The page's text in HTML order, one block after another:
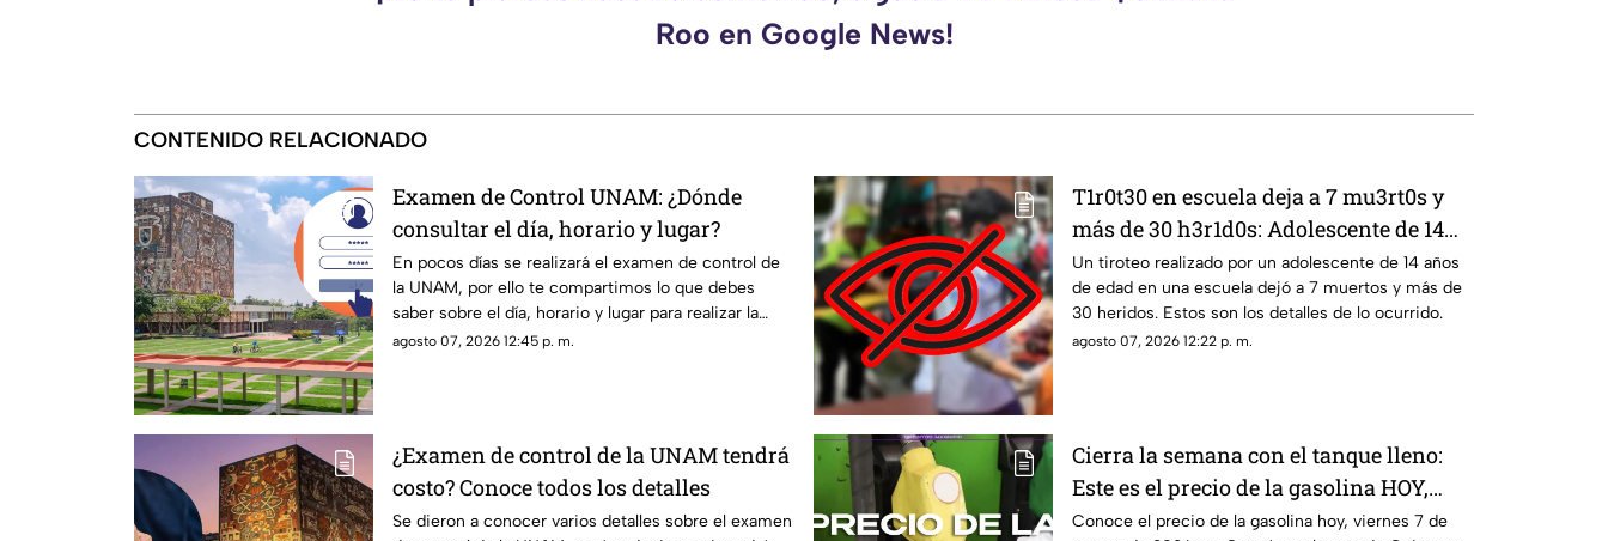
Roo en Google News!
CONTENIDO RELACIONADO
Examen de Control UNAM: ¿Dónde
consultar el día, horario y lugar?
En pocos días se realizará el examen de control de
la UNAM, por ello te compartimos lo que debes
saber sobre el día, horario y lugar para realizar la
prueba.
agosto 07, 2026 12:45 p. m.
T1r0t30 en escuela deja a 7 mu3rt0s y
más de 30 h3r1d0s: Adolescente de 14
años realiza m4s4cr3 en plantel escolar
Un tiroteo realizado por un adolescente de 14 años
de edad en una escuela dejó a 7 muertos y más de
30 heridos. Estos son los detalles de lo ocurrido.
agosto 07, 2026 12:22 p. m.
¿Examen de control de la UNAM tendrá
costo? Conoce todos los detalles
Se dieron a conocer varios detalles sobre el examen
Cierra la semana con el tanque lleno:
Este es el precio de la gasolina HOY,
viernes 7 de agosto de 2026, en
Conoce el precio de la gasolina hoy, viernes 7 de